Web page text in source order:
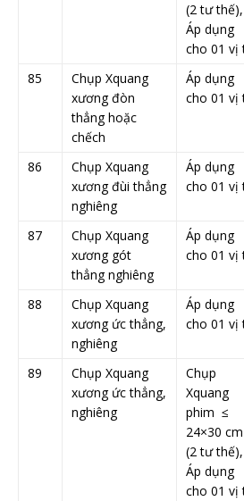
(2 tư thế),
Áp dụng
cho 01 vị
85
Chụp Xquang
xương đòn
thẳng hoặc
chếch
Áp dụng
cho 01 vị
86
Chụp Xquang
xương đùi thẳng
nghiêng
Áp dụng
cho 01 vị
87
Chụp Xquang
xương gót
thẳng nghiêng
Áp dụng
cho 01 vị
88
Chụp Xquang
xương ức thẳng,
nghiêng
Áp dụng
cho 01 vị
89
Chụp Xquang
xương ức thẳng,
nghiêng
Chụp
Xquang
phim ≤
24×30 cm
(2 tư thế),
Áp dụng
cho 01 vị